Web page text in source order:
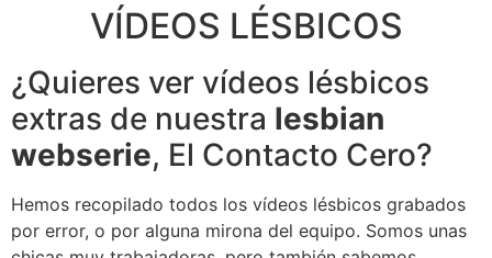
VÍDEOS LÉSBICOS
¿Quieres ver vídeos lésbicos
extras de nuestra lesbian
webserie, El Contacto Cero?
Hemos recopilado todos los vídeos lésbicos grabados
por error, o por alguna mirona del equipo. Somos unas